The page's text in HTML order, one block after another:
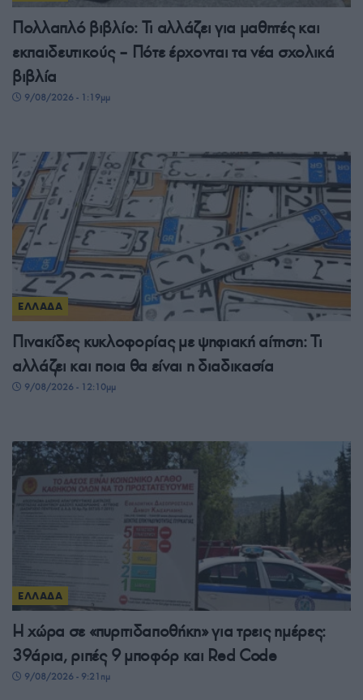
Πολλαπλό βιβλίο: Τι αλλάζει για μαθητές και
εκπαιδευτικούς – Πότε έρχονται τα νέα σχολικά
βιβλία
9/08/2026 - 1:19μμ
ΕΛΛΑΔΑ
Πινακίδες κυκλοφορίας με ψηφιακή αίτηση: Τι
αλλάζει και ποια θα είναι η διαδικασία
9/08/2026 - 12:10μμ
ΕΛΛΑΔΑ
Η χώρα σε «πυριτιδαποθήκη» για τρεις ημέρες:
39άρια, ριπές 9 μποφόρ και Red Code
9/08/2026 - 9:21πμ